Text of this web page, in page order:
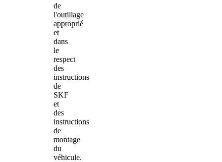
de
l'outillage
approprié
et
dans
le
respect
des
instructions
de
SKF
et
des
instructions
de
montage
du
véhicule.